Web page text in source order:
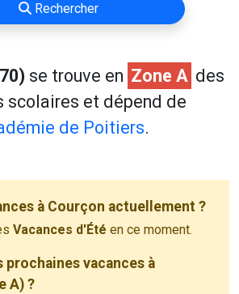
Rechercher
se trouve en Zone A des
scolaires et dépend de
de Poitiers.
à Courçon actuellement ?
Vacances d'Été en ce moment.
prochaines vacances à
A) ?